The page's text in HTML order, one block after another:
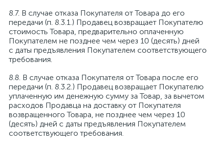
В случае отказа Покупателя от Товара до его
передачи (п. 8.3.1.) Продавец возвращает Покупателю
стоимость Товара, предварительно оплаченную
Покупателем не позднее чем через 10 (десять) дней
с даты предъявления Покупателем соответствующего
требования.
В случае отказа Покупателя от Товара после его
передачи (п. 8.3.2.) Продавец возвращает Покупателю
уплаченную им денежную сумму за Товар, за вычетом
расходов Продавца на доставку от Покупателя
возвращенного Товара, не позднее чем через 10
(десять) дней с даты предъявления Покупателем
соответствующего требования.